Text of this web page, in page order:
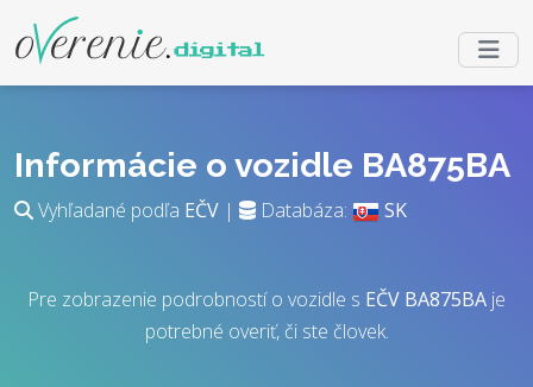
Informácie o vozidle BA875BA
Vyhľadané podľa EČV | Databáza: SK
Pre zobrazenie podrobností o vozidle s EČV BA875BA je
potrebné overiť, či ste človek.